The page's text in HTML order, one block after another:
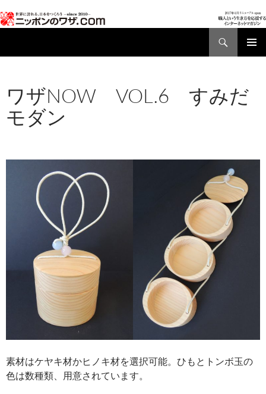
ン
へ
ワザNOW VOL.6 すみだ
モダン
素材はケヤキ材かヒノキ材を選択可能。ひもとトンボ玉の
色は数種類、用意されています。